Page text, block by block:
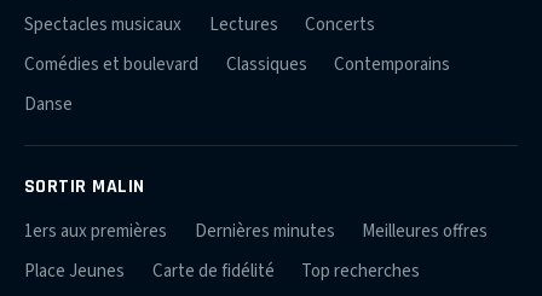
Spectacles musicaux
Lectures
Concerts
Comédies et boulevard
Classiques
Contemporains
Danse
SORTIR MALIN
1ers aux premières Dernières minutes
Meilleures offres
Place Jeunes
Carte de fidélité Top recherches